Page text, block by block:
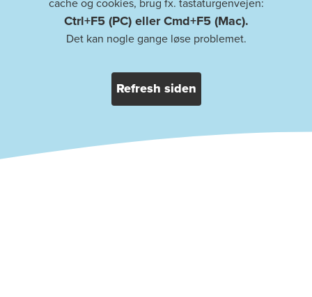
Ctrl+F5 (PC) eller Cmd+F5 (Mac).
Det kan nogle gange løse problemet.
Refresh siden